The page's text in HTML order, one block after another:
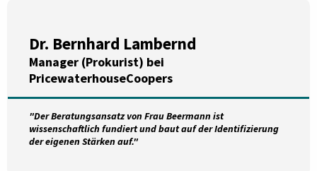
Dr. Bernhard Lambernd
Manager (Prokurist) bei
PricewaterhouseCoopers
"Der Beratungsansatz von Frau Beermann ist
wissenschaftlich fundiert und baut auf der Identifizierung
der eigenen Stärken auf."